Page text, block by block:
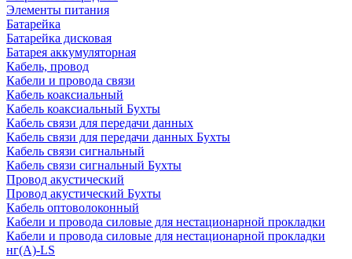
Элементы питания
Батарейка
Батарейка дисковая
Батарея аккумуляторная
Кабель, провод
Кабели и провода связи
Кабель коаксиальный
Кабель коаксиальный Бухты
Кабель связи для передачи данных
Кабель связи для передачи данных Бухты
Кабель связи сигнальный
Кабель связи сигнальный Бухты
Провод акустический
Провод акустический Бухты
Кабель оптоволоконный
Кабели и провода силовые для нестационарной прокладки
Кабели и провода силовые для нестационарной прокладки
нг(А)-LS